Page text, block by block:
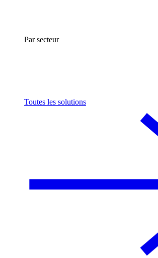
Par secteur
Toutes les solutions